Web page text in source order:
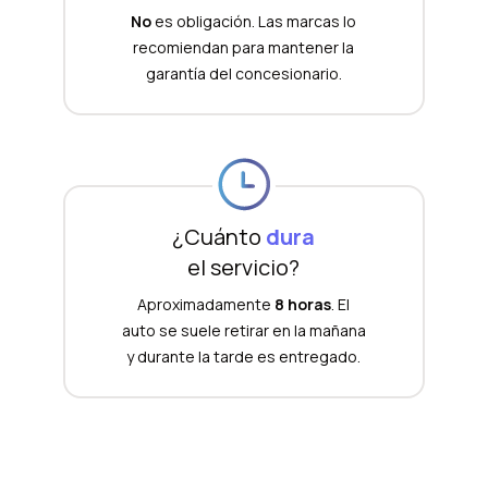
Noes obligación. Las marcas lo
recomiendan para mantener la
garantía del concesionario.
¿Cuánto dura
el servicio?
Aproximadamente 8 horas. El
auto se suele retirar en la mañana
y durante la tarde es entregado.